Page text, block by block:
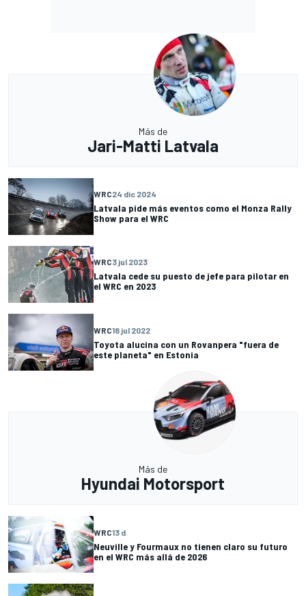
Más de
Jari-Matti Latvala
WRC24 dic 2024
Latvala pide más eventos como el Monza Rally
Show para el WRC
WRC3 jul 2023
Latvala cede su puesto de jefe para pilotar en
el WRC en 2023
WRC18 jul 2022
Toyota alucina con un Rovanpera "fuera de
este planeta" en Estonia
Más de
Hyundai Motorsport
WRC13 d
Neuville y Fourmaux no tienen claro su futuro
en el WRC más allá de 2026